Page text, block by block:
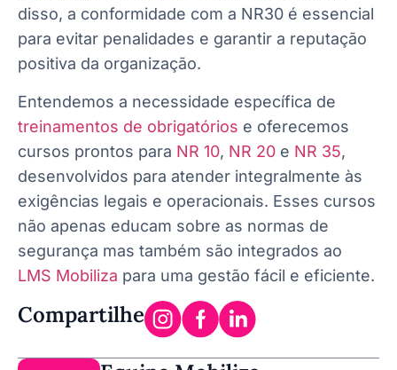
disso, a conformidade com a NR30 é essencial
para evitar penalidades e garantir a reputação
positiva da organização.
Entendemos a necessidade específica de
treinamentos de obrigatórios e oferecemos
cursos prontos para NR 10, NR 20 e NR 35,
desenvolvidos para atender integralmente às
exigências legais e operacionais. Esses cursos
não apenas educam sobre as normas de
segurança mas também são integrados ao
LMS Mobiliza para uma gestão fácil e eficiente.
Compartilhe